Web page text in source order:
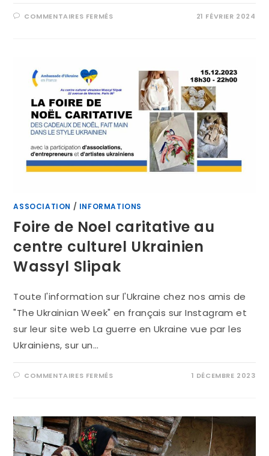
COMMENTAIRES FERMÉS 21 FÉVRIER 2024
ASSOCIATION / INFORMATIONS
Foire de Noel caritative au
centre culturel Ukrainien
Wassyl Slipak
Toute l'information sur l'Ukraine chez nos amis de
"The Ukrainian Week" en français sur Instagram et
sur leur site web La guerre en Ukraine vue par les
Ukrainiens, sur un…
COMMENTAIRES FERMÉS 1 DÉCEMBRE 2023